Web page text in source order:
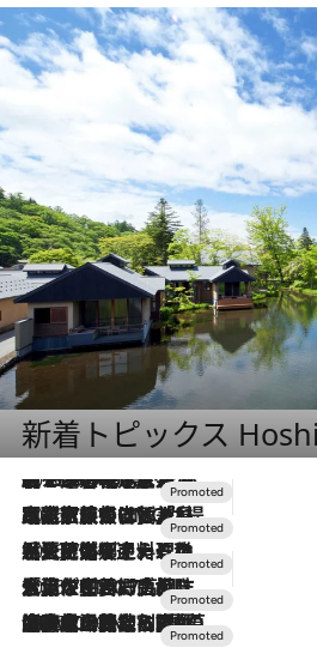
新着トピックス
2026.8.7
【トンボの足水浴】ヒノキの香りに包まれて涼感マックス！約13℃の湧水かけ流しを避暑地「星野温泉 トンボの湯」で体験
2026.7.31
【ホテル帰省】という選択肢をOMOが提案。家族とほどよい距離を保つには「昼は実家、夜は気兼ねなくホテルで！」
2026.7.24
【夏限定ディナーコース】旬を迎える稚鮎や花ズッキーニなどをイタリア・トスカーナの郷土料理の手法で満喫！
2026.7.17
「土佐和ハーブかき氷」がOMO7高知に登場！生姜、山椒、大葉など目にも舌にも涼を呼ぶ郷土の味
2026.7.10
NEW OPEN！【界 草津】名湯の地に誕生。趣の異なる2種の温泉と上州ならではの会席・蕎麦割烹など美食を味わう究極の癒やし旅